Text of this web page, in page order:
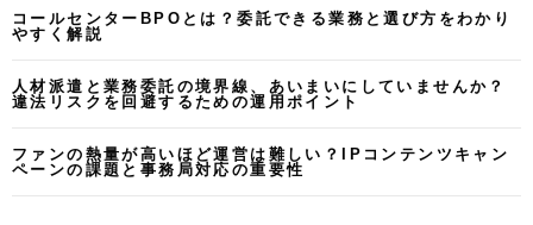
コールセンターBPOとは？委託できる業務と選び方をわかり
やすく解説
人材派遣と業務委託の境界線、あいまいにしていませんか？
違法リスクを回避するための運用ポイント
ファンの熱量が高いほど運営は難しい？IPコンテンツキャン
ペーンの課題と事務局対応の重要性